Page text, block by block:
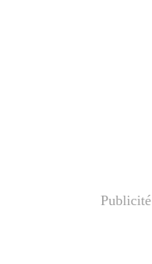
Publicité